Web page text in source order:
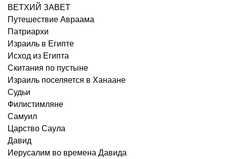
ВЕТХИЙ ЗАВЕТ
Путешествие Авраама
Патриархи
Израиль в Египте
Исход из Египта
Скитания по пустыне
Израиль поселяется в Ханаане
Судьи
Филистимляне
Самуил
Царство Саула
Давид
Иерусалим во времена Давида